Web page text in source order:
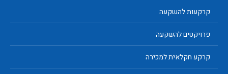
קרקעות להשקעה
פרויקטים להשקעה
קרקע חקלאית למכירה